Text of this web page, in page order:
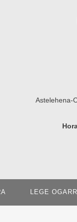
Astelehena-
LEGE